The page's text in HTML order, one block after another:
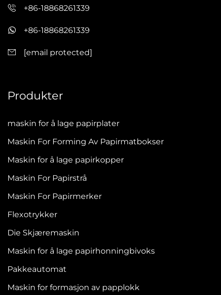
+86-18868261339
+86-18868261339
[email protected]
Produkter
maskin for å lage papirplater
Maskin For Forming Av Papirmatbokser
Maskin for å lage papirkopper
Maskin For Papirstrå
Maskin For Papirmerker
Flexotrykker
Die Skjæremaskin
Maskin for å lage papirhonningbivoks
Pakkeautomat
Maskin for formasjon av papplokk